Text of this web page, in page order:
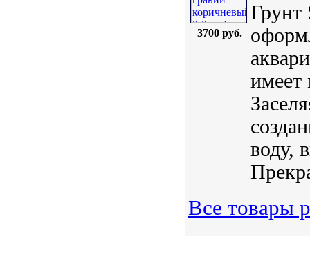
3700 руб.
Грунт
имеет
воду,
Все товары